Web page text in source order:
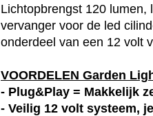
Lichtopbrengst 120 lumen,
vervanger voor de led
onderdeel van een 12 volt
VOORDELEN Garden
- Plug&Play = Makkelijk
- Veilig 12 volt systeem,